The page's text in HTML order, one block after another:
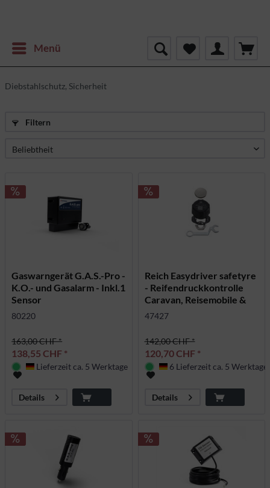
Menü
Diebstahlschutz, Sicherheit
Filtern
Gaswarngerät G.A.S.-Pro -
K.O.- und Gasalarm - Inkl.1
Sensor
80220
163,00 CHF *
138,55 CHF *
Deutschland
Lieferzeit ca. 5 Werktage
Details
Reich Easydriver safetyre
- Reifendruckkontrolle
Caravan, Reisemobile &
Anhänger
47427
142,00 CHF *
120,70 CHF *
Deutschland
6 Lieferzeit ca. 5 Werktage
Details